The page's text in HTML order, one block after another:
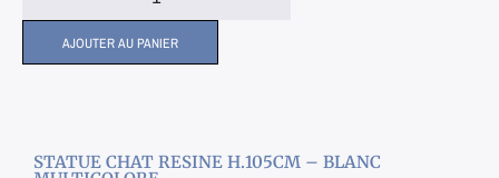
AJOUTER AU PANIER
STATUE CHAT RESINE H.105CM – BLANC